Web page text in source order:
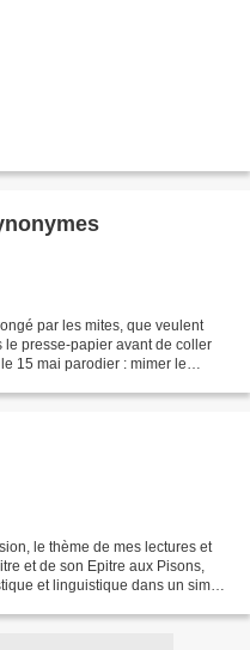
par les mites, que veulent
le presse-papier avant de coller
15 mai parodier : mimer le
le thème de mes lectures et
et de son Epitre aux Pisons,
et linguistique dans un simple